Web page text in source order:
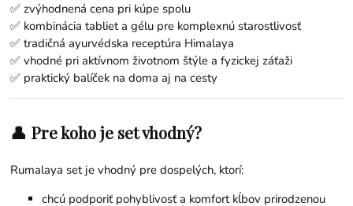
✅ zvýhodnená cena pri kúpe spolu
✅ kombinácia tabliet a gélu pre komplexnú starostlivosť
✅ tradičná ayurvédska receptúra Himalaya
✅ vhodné pri aktívnom životnom štýle a fyzickej záťaži
✅ praktický balíček na doma aj na cesty
👤 Pre koho je set vhodný?
Rumalaya set je vhodný pre dospelých, ktorí:
chcú podporiť pohyblivosť a komfort kĺbov prirodzenou